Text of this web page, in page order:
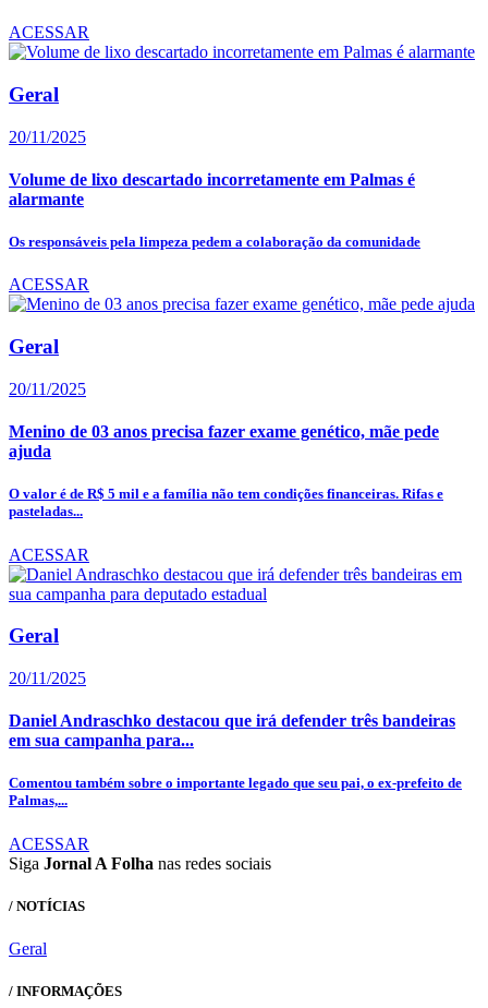
ACESSAR
Geral
20/11/2025
Volume de lixo descartado incorretamente em Palmas é
alarmante
Os responsáveis pela limpeza pedem a colaboração da comunidade
ACESSAR
Geral
20/11/2025
Menino de 03 anos precisa fazer exame genético, mãe pede
ajuda
O valor é de R$ 5 mil e a família não tem condições financeiras. Rifas e
pasteladas...
ACESSAR
Geral
20/11/2025
Daniel Andraschko destacou que irá defender três bandeiras
em sua campanha para...
Comentou também sobre o importante legado que seu pai, o ex-prefeito de
Palmas,...
ACESSAR
Siga Jornal A Folha nas redes sociais
/ NOTÍCIAS
Geral
/ INFORMAÇÕES